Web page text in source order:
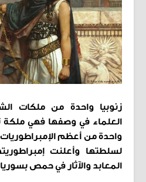
زنوبيا واحدة من ملكات
العلماء في وصفها فهي ملكة
واحدة من أعظم
لسلطتها وأعلنت
المعابد والآثار في حمص